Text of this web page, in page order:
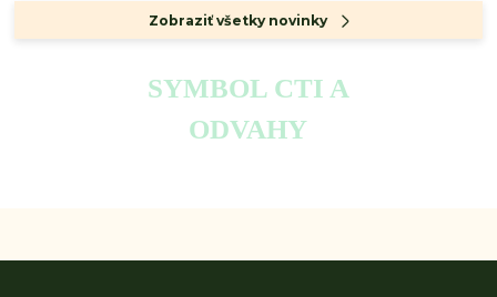
Zobraziť všetky novinky
SYMBOL CTI A
ODVAHY